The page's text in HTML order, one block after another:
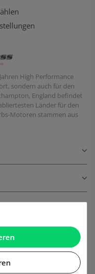
High Performance
sondern auch für den
England befindet
Länder für den
Motoren stammen aus